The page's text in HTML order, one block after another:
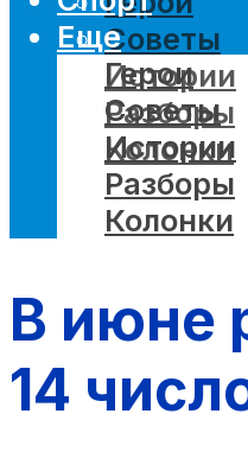
Советы
Истории
Разборы
Колонки
Еще
Герои
Советы
Истории
Разборы
Колонки
В июне
14